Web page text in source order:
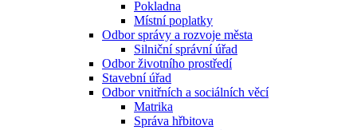
Pokladna
Místní poplatky
Odbor správy a rozvoje města
Silniční správní úřad
Odbor životního prostředí
Stavební úřad
Odbor vnitřních a sociálních věcí
Matrika
Správa hřbitova